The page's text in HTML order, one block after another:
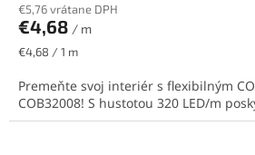
€5,76 vrátane DPH
€4,68 / m
Jednotková
€4,68 / 1 m
Premeňte svoj interiér s flexibilným
COB32008! S hustotou 320 LED/m